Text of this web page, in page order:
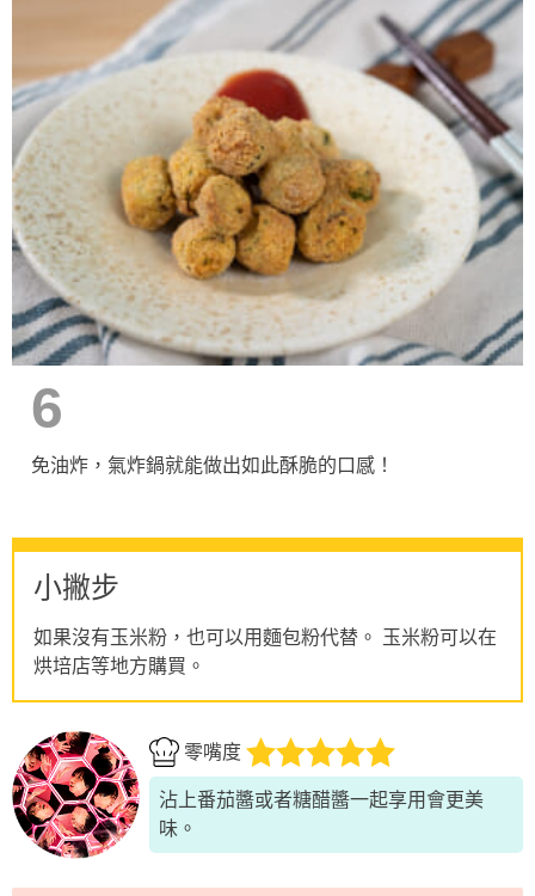
6
免油炸，氣炸鍋就能做出如此酥脆的口感！
小撇步
如果沒有玉米粉，也可以用麵包粉代替。 玉米粉可以在
烘培店等地方購買。
零嘴度
沾上番茄醬或者糖醋醬一起享用會更美
味。